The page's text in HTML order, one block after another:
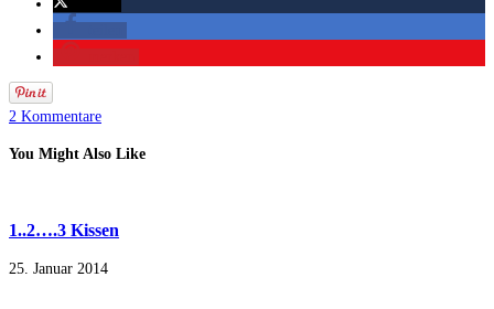
2 Kommentare
You Might Also Like
1..2….3 Kissen
25. Januar 2014